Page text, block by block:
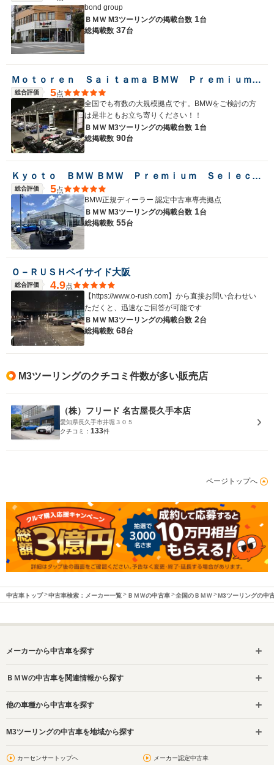
bond group
ＢＭＷ M3ツーリングの掲載台数 1台
総掲載数 37台
Ｍｏｔｏｒｅｎ Ｓａｉｔａｍａ ＢＭＷ Ｐｒｅｍｉｕｍ Ｓｅｌｅｃｔｉｏｎ 浦和美園
総合評価 5点
全国でも有数の大規模拠点です。BMWをご検討の方
は是非ともお立ち寄りください！！
ＢＭＷ M3ツーリングの掲載台数 1台
総掲載数 90台
Ｋｙｏｔｏ ＢＭＷ ＢＭＷ Ｐｒｅｍｉｕｍ Ｓｅｌｅｃｔｉｏｎ 城陽
総合評価 5点
BMW正規ディーラー 認定中古車専売拠点
ＢＭＷ M3ツーリングの掲載台数 1台
総掲載数 55台
Ｏ－ＲＵＳＨベイサイド大阪
総合評価 4.9点
【https://www.o-rush.com】から直接お問い合わせい
ただくと、迅速なご回答が可能です
ＢＭＷ M3ツーリングの掲載台数 2台
総掲載数 68台
M3ツーリングのクチコミ件数が多い販売店
（株）フリード 名古屋長久手本店
愛知県長久手市井堀３０５
クチコミ： 133件
ページトップへ
中古車トップ 中古車検索：メーカー一覧 ＢＭＷの中古車 全国のＢＭＷ M3ツーリングの中
メーカーから中古車を探す
ＢＭＷの中古車を関連情報から探す
他の車種から中古車を探す
M3ツーリングの中古車を地域から探す
カーセンサートップへ メーカー認定中古車